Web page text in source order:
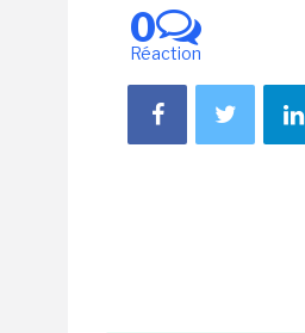
0
Réaction